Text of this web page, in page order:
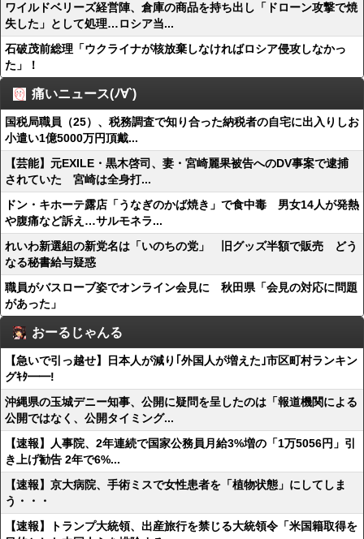
ワイルドベリーズ経営陣、倉庫の商品を持ち出し「ドローン攻撃で焼
失した」として処理…ロシア当...
石破茂前総理「ウクライナが核放棄しなければロシア侵攻しなかっ
た」！
痛いニュース(ﾉ∀`)
国税局職員（25）、税務調査で知り合った納税者の自宅に出入りしお
小遣い1億5000万円頂戴...
【芸能】元EXILE・黒木啓司、妻・宮崎麗果被告へのDV事案で逮捕
されていた 宮崎は全身打...
ドン・キホーテ露店「うなぎのかば焼き」で食中毒 男女14人が発熱
や腹痛など訴え…サルモネラ...
れいわ新選組の新党名は「いのちの党」 旧グッズ半額で販売 どう
なる秘書給与疑惑
職員がバスローブ姿でオンライン会見に 秋田県「会見の対応に問題
があった」
おーるじゃんる
【急いで引っ越せ】日本人が減り｢外国人が増えた｣市区町村ランキン
グｷﾀ━━!
沖縄県の玉城デニー知事、公開に疑問を呈したのは「報道機関による
公開ではなく、公開タイミング...
【速報】人事院、2年連続で国家公務員月給3%増の「1万5056円」引
き上げ勧告 2年で6%...
【速報】京大病院、手術ミスで女性患者を「植物状態」にしてしま
う・・・
【速報】トランプ大統領、出産旅行を禁じる大統領令「米国籍取得を